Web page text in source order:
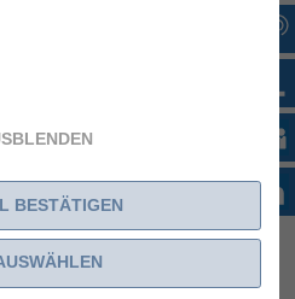
KLICKEN SIE HIER UND
LASSEN EXTERNE MEDIEN
ZU
BESTÄTIGEN